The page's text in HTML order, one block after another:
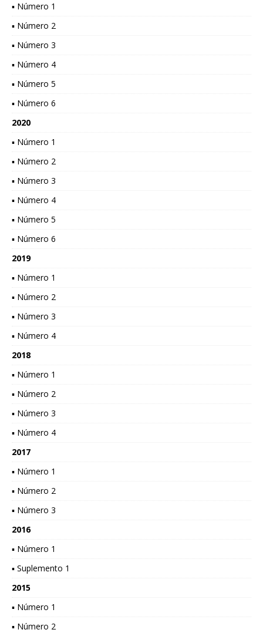
▪ Número 1
▪ Número 2
▪ Número 3
▪ Número 4
▪ Número 5
▪ Número 6
2020
▪ Número 1
▪ Número 2
▪ Número 3
▪ Número 4
▪ Número 5
▪ Número 6
2019
▪ Número 1
▪ Número 2
▪ Número 3
▪ Número 4
2018
▪ Número 1
▪ Número 2
▪ Número 3
▪ Número 4
2017
▪ Número 1
▪ Número 2
▪ Número 3
2016
▪ Número 1
▪ Suplemento 1
2015
▪ Número 1
▪ Número 2